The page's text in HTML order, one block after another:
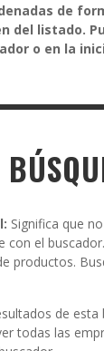
de
del listado.
o en la
Significa que
con el
productos.
de esta
todas las